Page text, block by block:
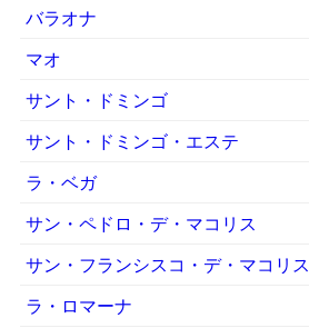
バラオナ
マオ
サント・ドミンゴ
サント・ドミンゴ・エステ
ラ・ベガ
サン・ペドロ・デ・マコリス
サン・フランシスコ・デ・マコリス
ラ・ロマーナ